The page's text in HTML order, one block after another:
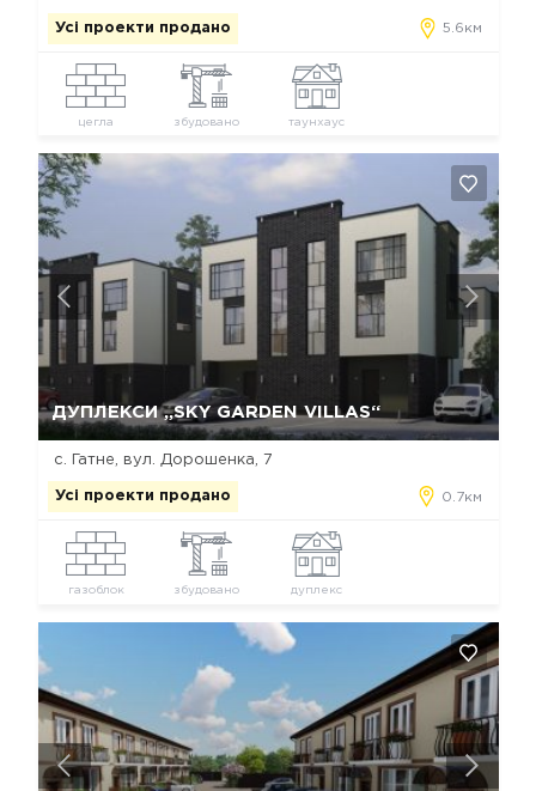
Усі проекти продано 5.6км
цегла збудовано таунхаус
ДУПЛЕКСИ „SKY GARDEN VILLAS“
с. Гатне, вул. Дорошенка, 7
Усі проекти продано 0.7км
газоблок збудовано дуплекс
Так, видалити